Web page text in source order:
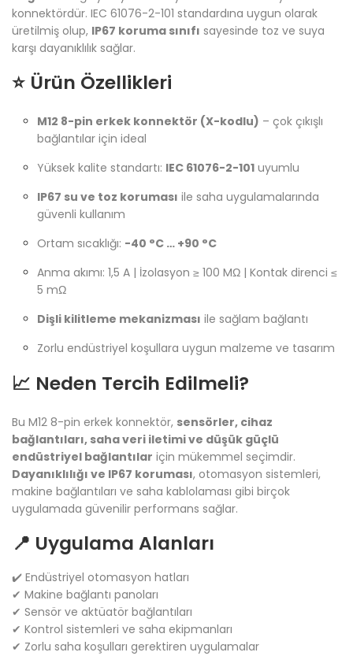
konnektördür. IEC 61076-2-101 standardına uygun olarak
üretilmiş olup, IP67 koruma sınıfı sayesinde toz ve suya
karşı dayanıklılık sağlar.
⭐ Ürün Özellikleri
M12 8-pin erkek konnektör (X-kodlu) – çok çıkışlı
bağlantılar için ideal
Yüksek kalite standartı: IEC 61076-2-101 uyumlu
IP67 su ve toz koruması ile saha uygulamalarında
güvenli kullanım
Ortam sıcaklığı: -40 °C … +90 °C
Anma akımı: 1,5 A | İzolasyon ≥ 100 MΩ | Kontak direnci ≤
5 mΩ
Dişli kilitleme mekanizması ile sağlam bağlantı
Zorlu endüstriyel koşullara uygun malzeme ve tasarım
📈 Neden Tercih Edilmeli?
Bu M12 8-pin erkek konnektör, sensörler, cihaz
bağlantıları, saha veri iletimi ve düşük güçlü
endüstriyel bağlantılar için mükemmel seçimdir.
Dayanıklılığı ve IP67 koruması, otomasyon sistemleri,
makine bağlantıları ve saha kablolaması gibi birçok
uygulamada güvenilir performans sağlar.
📍 Uygulama Alanları
✔️ Endüstriyel otomasyon hatları
✔ Makine bağlantı panoları
✔ Sensör ve aktüatör bağlantıları
✔ Kontrol sistemleri ve saha ekipmanları
✔ Zorlu saha koşulları gerektiren uygulamalar